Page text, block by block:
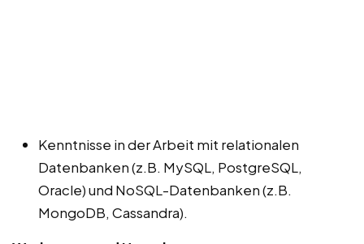
Kenntnisse in der Arbeit mit relationalen
Datenbanken (z.B. MySQL, PostgreSQL,
Oracle) und NoSQL-Datenbanken (z.B.
MongoDB, Cassandra).